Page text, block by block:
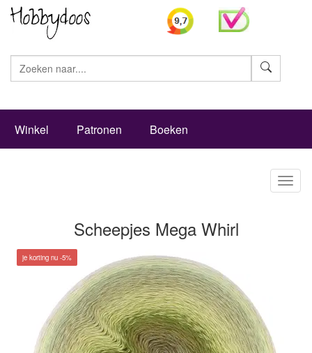
Winkel Patronen Boeken
Scheepjes Mega Whirl
je korting nu -5%